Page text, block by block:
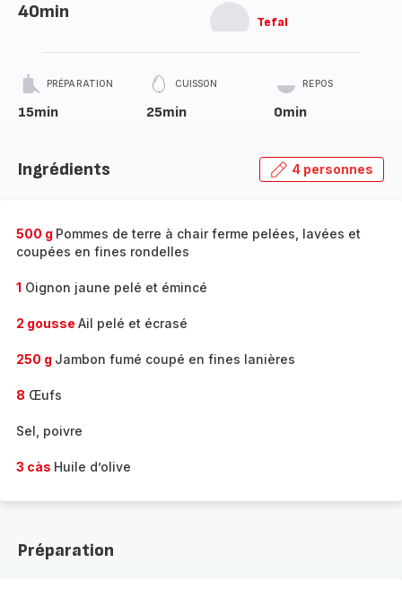
40min Tefal
PRÉPARATION
15min
CUISSON
25min
REPOS
0min
Ingrédients 4 personnes
500 g Pommes de terre à chair ferme pelées, lavées et
coupées en fines rondelles
1 Oignon jaune pelé et émincé
2 gousse Ail pelé et écrasé
250 g Jambon fumé coupé en fines lanières
8 Œufs
Sel, poivre
3 càs Huile d’olive
Préparation